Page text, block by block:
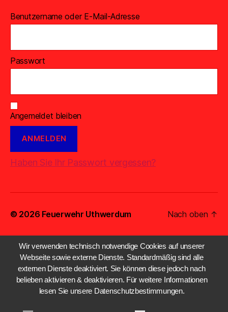
Benutzername oder E-Mail-Adresse
Passwort
Angemeldet bleiben
Haben Sie Ihr Passwort vergessen?
© 2026 Feuerwehr Uthwerdum Nach oben ↑
Wir verwenden technisch notwendige Cookies auf unserer
Webseite sowie externe Dienste. Standardmäßig sind alle
externen Dienste deaktiviert. Sie können diese jedoch nach
belieben aktivieren & deaktivieren. Für weitere Informationen
lesen Sie unsere Datenschutzbestimmungen.